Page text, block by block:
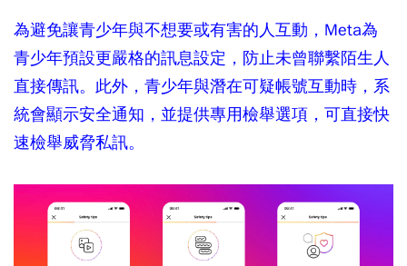
為避免讓青少年與不想要或有害的人互動，Meta為
青少年預設更嚴格的訊息設定，防止未曾聯繫陌生人
直接傳訊。此外，青少年與潛在可疑帳號互動時，系
統會顯示安全通知，並提供專用檢舉選項，可直接快
速檢舉威脅私訊。